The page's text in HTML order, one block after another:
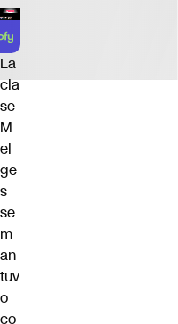
La
cla
se
M
el
ge
s
se
m
an
tuv
o
co